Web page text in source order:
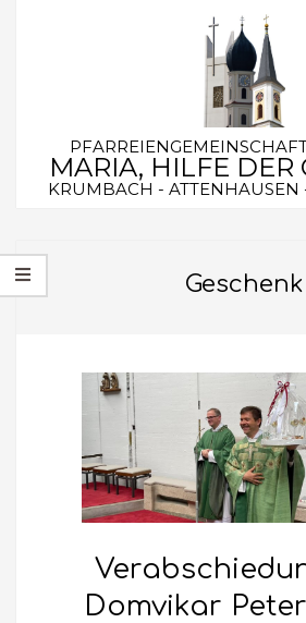
MARIA, HILFE DER
KRUMBACH - ATTENHAUSEN
Navigation
Menu
Geschenk
Domvikar